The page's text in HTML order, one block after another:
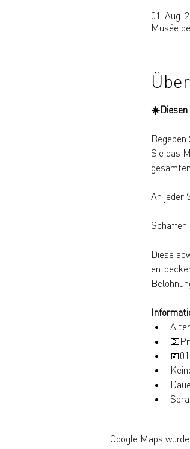
01. Aug.
Musée
☀️Diesen
Sie das
An jeder
Schaffen
Diese
Google Maps